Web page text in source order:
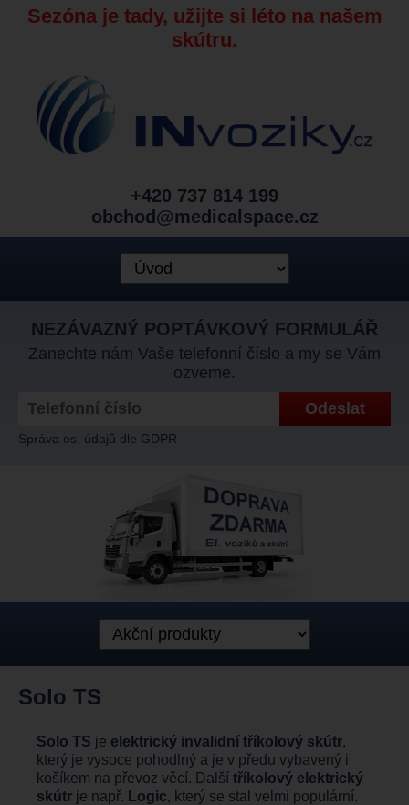
Sezóna je tady, užijte si léto na našem
skútru.
+420 737 814 199
obchod@medicalspace.cz
NEZÁVAZNÝ POPTÁVKOVÝ FORMULÁŘ
Zanechte nám Vaše telefonní číslo a my se Vám
ozveme.
Správa os. údajů dle GDPR
Solo TS
Solo TS je elektrický invalidní tříkolový skútr,
který je vysoce pohodlný a je v předu vybavený i
košíkem na převoz věcí. Další tříkolový elektrický
skútr je např. Logic, který se stal velmi populární.